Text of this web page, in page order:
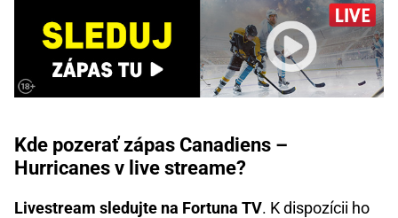
Kde pozerať zápas Canadiens –
Hurricanes v live streame?
Livestream sledujte na Fortuna TV. K dispozícii ho